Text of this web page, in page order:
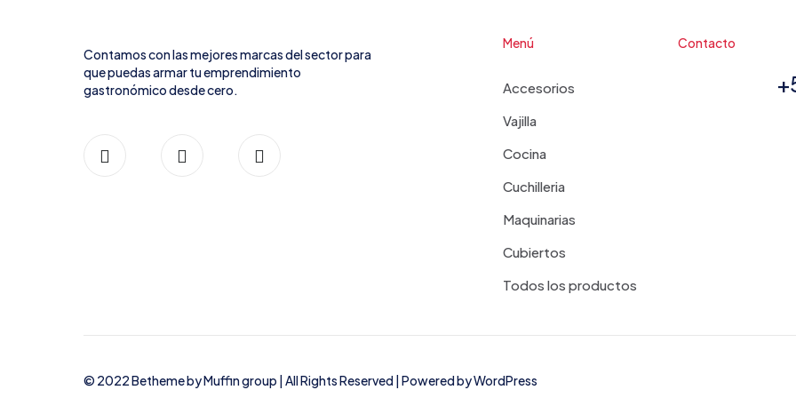
Contamos con las mejores marcas del sector para
que puedas armar tu emprendimiento
gastronómico desde cero.
Menú
Accesorios
Vajilla
Cocina
Cuchilleria
Maquinarias
Cubiertos
Todos los productos
Contacto
© 2022 Betheme byMuffin group | All Rights Reserved | Powered byWordPress